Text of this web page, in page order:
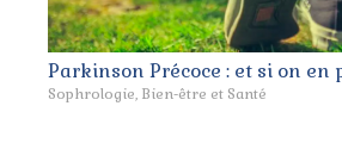
Parkinson Précoce : et si on en
Sophrologie, Bien-être et Santé